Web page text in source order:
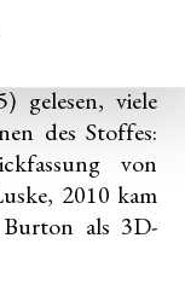
Alice im
gelesen, viele
des Stoffes:
von
2010 kam
als 3D-